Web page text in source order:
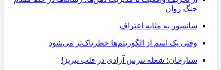
جنگ روان
سانسور به مثابه اعتراف
وقتی یک اسم از الگوریتم‌ها خطرناک‌تر می‌شود
ستارخان؛ شعله نترس آزادی در قلب تبریز!